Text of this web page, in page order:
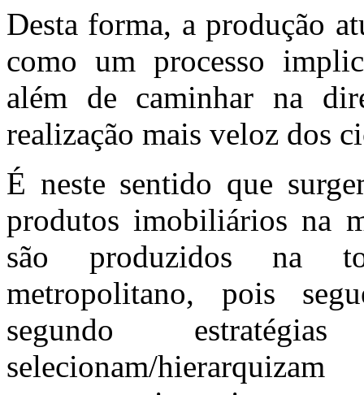
Desta forma, a produção
como um processo
além de caminhar na
realização mais veloz dos
É neste sentido que
produtos imobiliários na
são produzidos na
metropolitano, pois
segundo
selecionam/